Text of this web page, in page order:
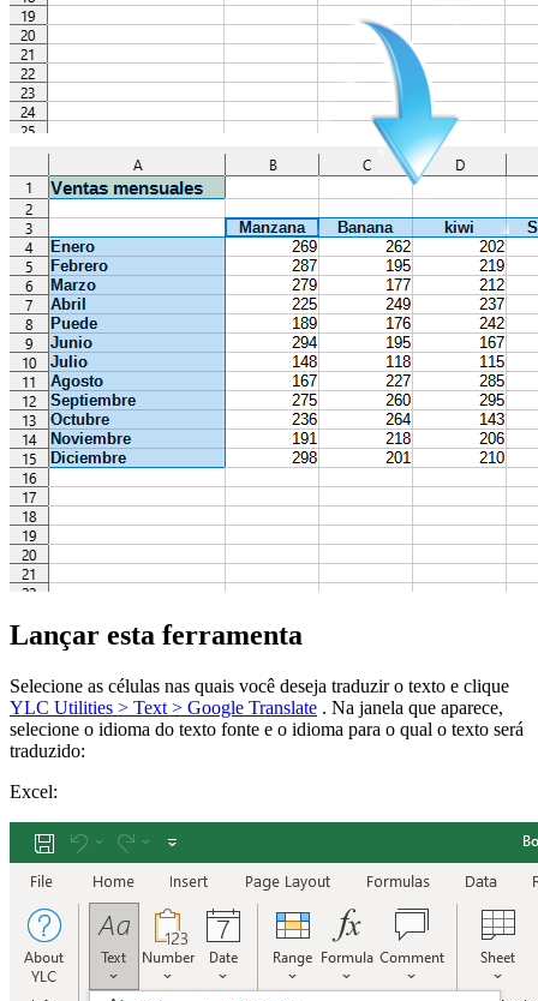
Lançar esta ferramenta
Selecione as células nas quais você deseja traduzir o texto e clique
YLC Utilities > Text > Google Translate . Na janela que aparece,
selecione o idioma do texto fonte e o idioma para o qual o texto será
traduzido:
Excel: